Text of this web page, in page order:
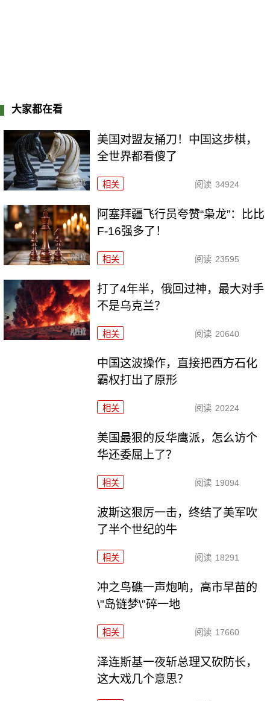
大家都在看
美国对盟友捅刀！中国这步棋，
全世界都看傻了
相关 阅读 34924
阿塞拜疆飞行员夸赞“枭龙”：比比
F-16强多了！
相关 阅读 23595
打了4年半，俄回过神，最大对手
不是乌克兰？
相关 阅读 20640
中国这波操作，直接把西方石化
霸权打出了原形
相关 阅读 20224
美国最狠的反华鹰派，怎么访个
华还委屈上了？
相关 阅读 19094
波斯这狠厉一击，终结了美军吹
了半个世纪的牛
相关 阅读 18291
冲之鸟礁一声炮响，高市早苗的
\"岛链梦\"碎一地
相关 阅读 17660
泽连斯基一夜斩总理又砍防长，
这大戏几个意思？